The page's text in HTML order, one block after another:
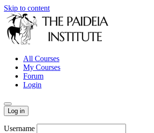
Skip to content
All Courses
My Courses
Forum
Login
Log in
Username